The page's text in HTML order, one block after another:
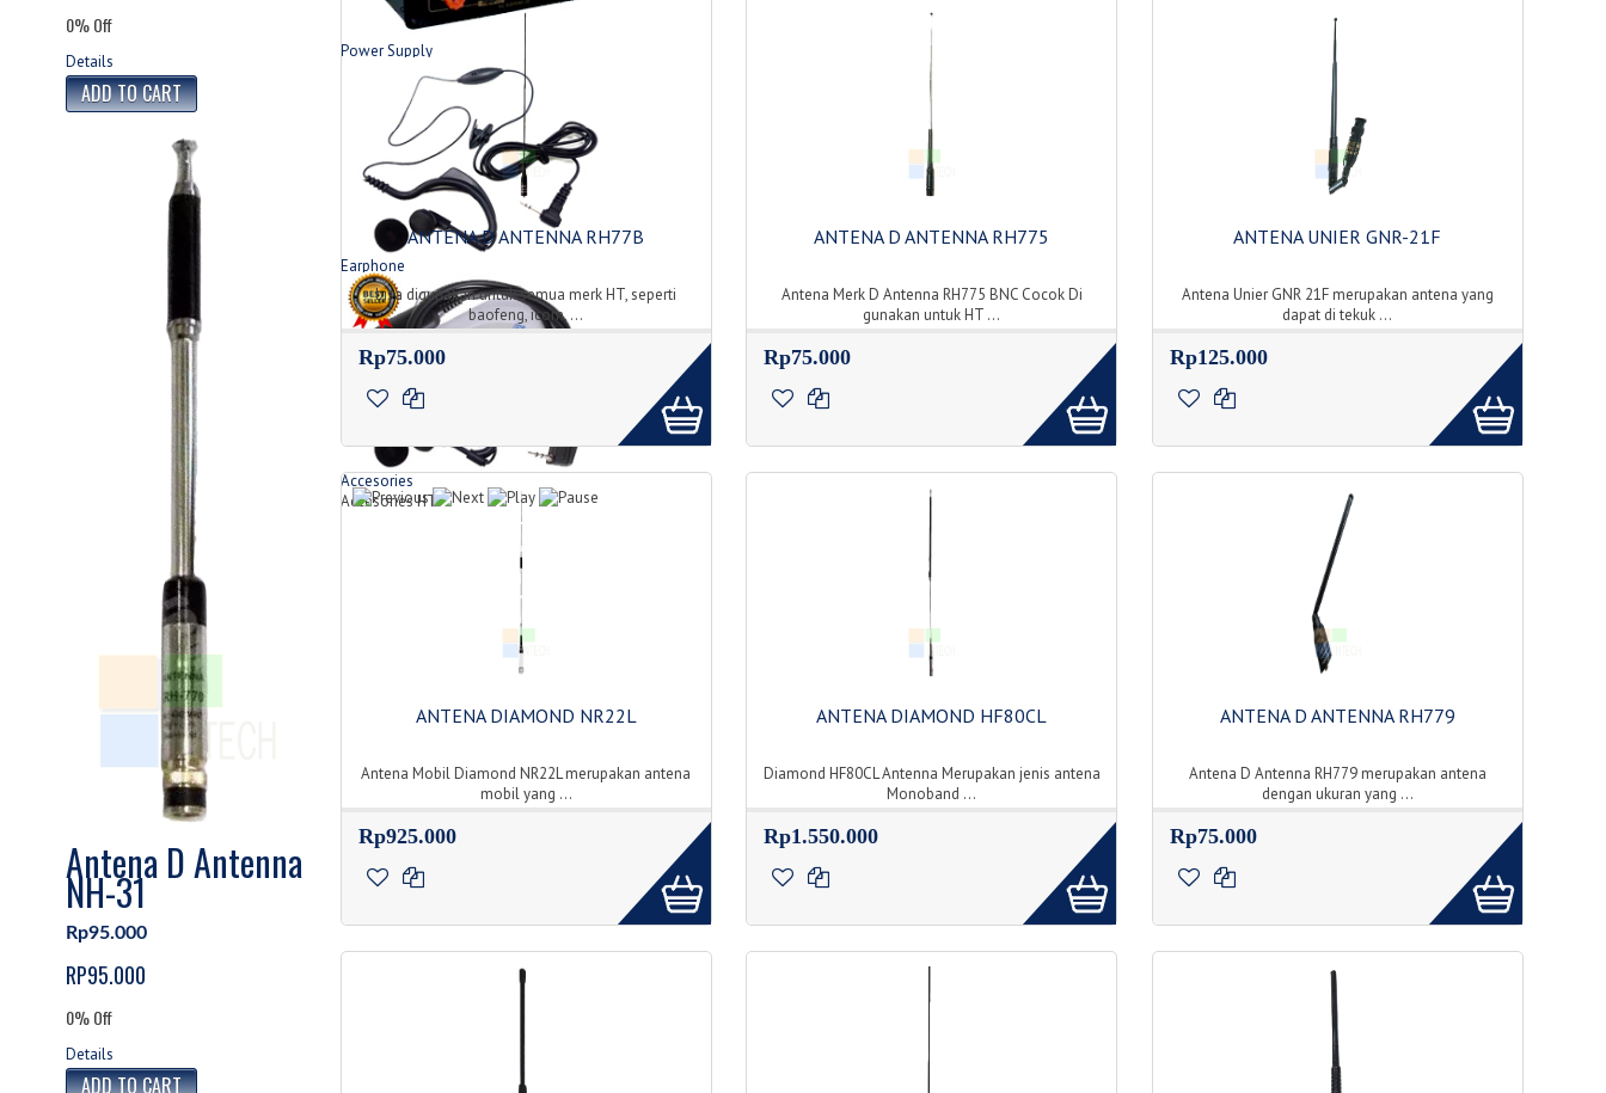
Power Supply
Produk Power Supply
Earphone
Jenis Tipe Earphone
Accesories
Accesories HT
ANTENA D ANTENNA RH77B
bisa digunakan untuk semua merk HT, seperti
baofeng, icom, ...
Rp75.000
ANTENA D ANTENNA RH775
Antena Merk D Antenna RH775 BNC Cocok Di
gunakan untuk HT ...
Rp75.000
ANTENA UNIER GNR-21F
Antena Unier GNR 21F merupakan antena yang
dapat di tekuk ...
Rp125.000
ANTENA DIAMOND NR22L
Antena Mobil Diamond NR22L merupakan antena
mobil yang ...
Rp925.000
ANTENA DIAMOND HF80CL
Diamond HF80CL Antenna Merupakan jenis antena
Monoband ...
Rp1.550.000
ANTENA D ANTENNA RH779
Antena D Antenna RH779 merupakan antena
dengan ukuran yang ...
Rp75.000
0% Off
Details
Antena D Antenna
NH-31
Rp95.000
RP95.000
0% Off
Details